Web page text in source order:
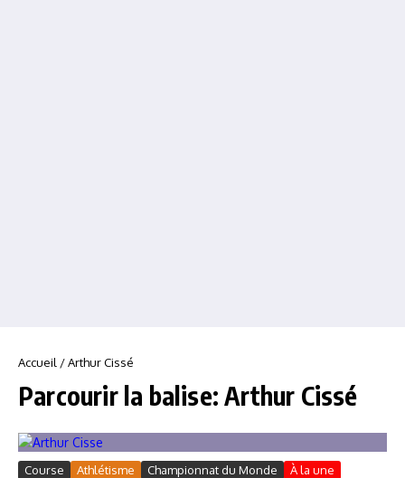
Accueil /Arthur Cissé
Parcourir la balise: Arthur Cissé
Course Athlétisme Championnat du Monde À la une